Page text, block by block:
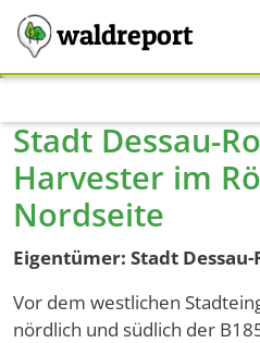
waldreport
Stadt Dessau-
Harvester im
Nordseite
Eigentümer: Stadt Dessau-
Vor dem westlichen
nördlich und südlich der